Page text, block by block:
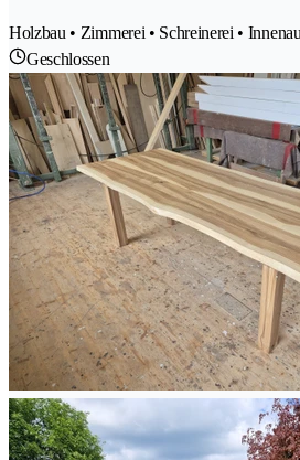
Holzbau • Zimmerei • Schreinerei •
Geschlossen